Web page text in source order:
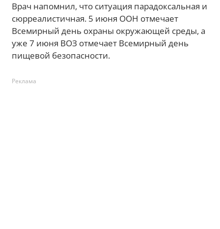
Врач напомнил, что ситуация парадоксальная и
сюрреалистичная. 5 июня ООН отмечает
Всемирный день охраны окружающей среды, а
уже 7 июня ВОЗ отмечает Всемирный день
пищевой безопасности.
Реклама